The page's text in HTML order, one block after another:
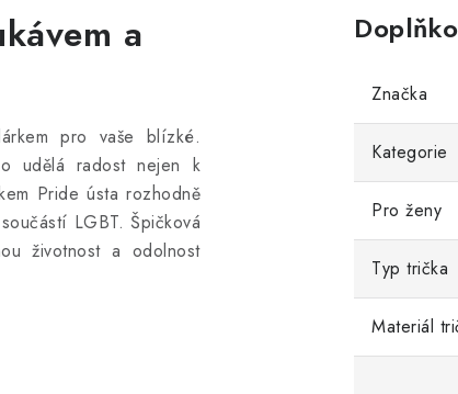
a
pro vaše blízké.
udělá radost nejen k
Pride ústa rozhodně
LGBT. Špičková
životnost a odolnost
Značka
Kategorie
Pro ženy
Typ trička
Materiál